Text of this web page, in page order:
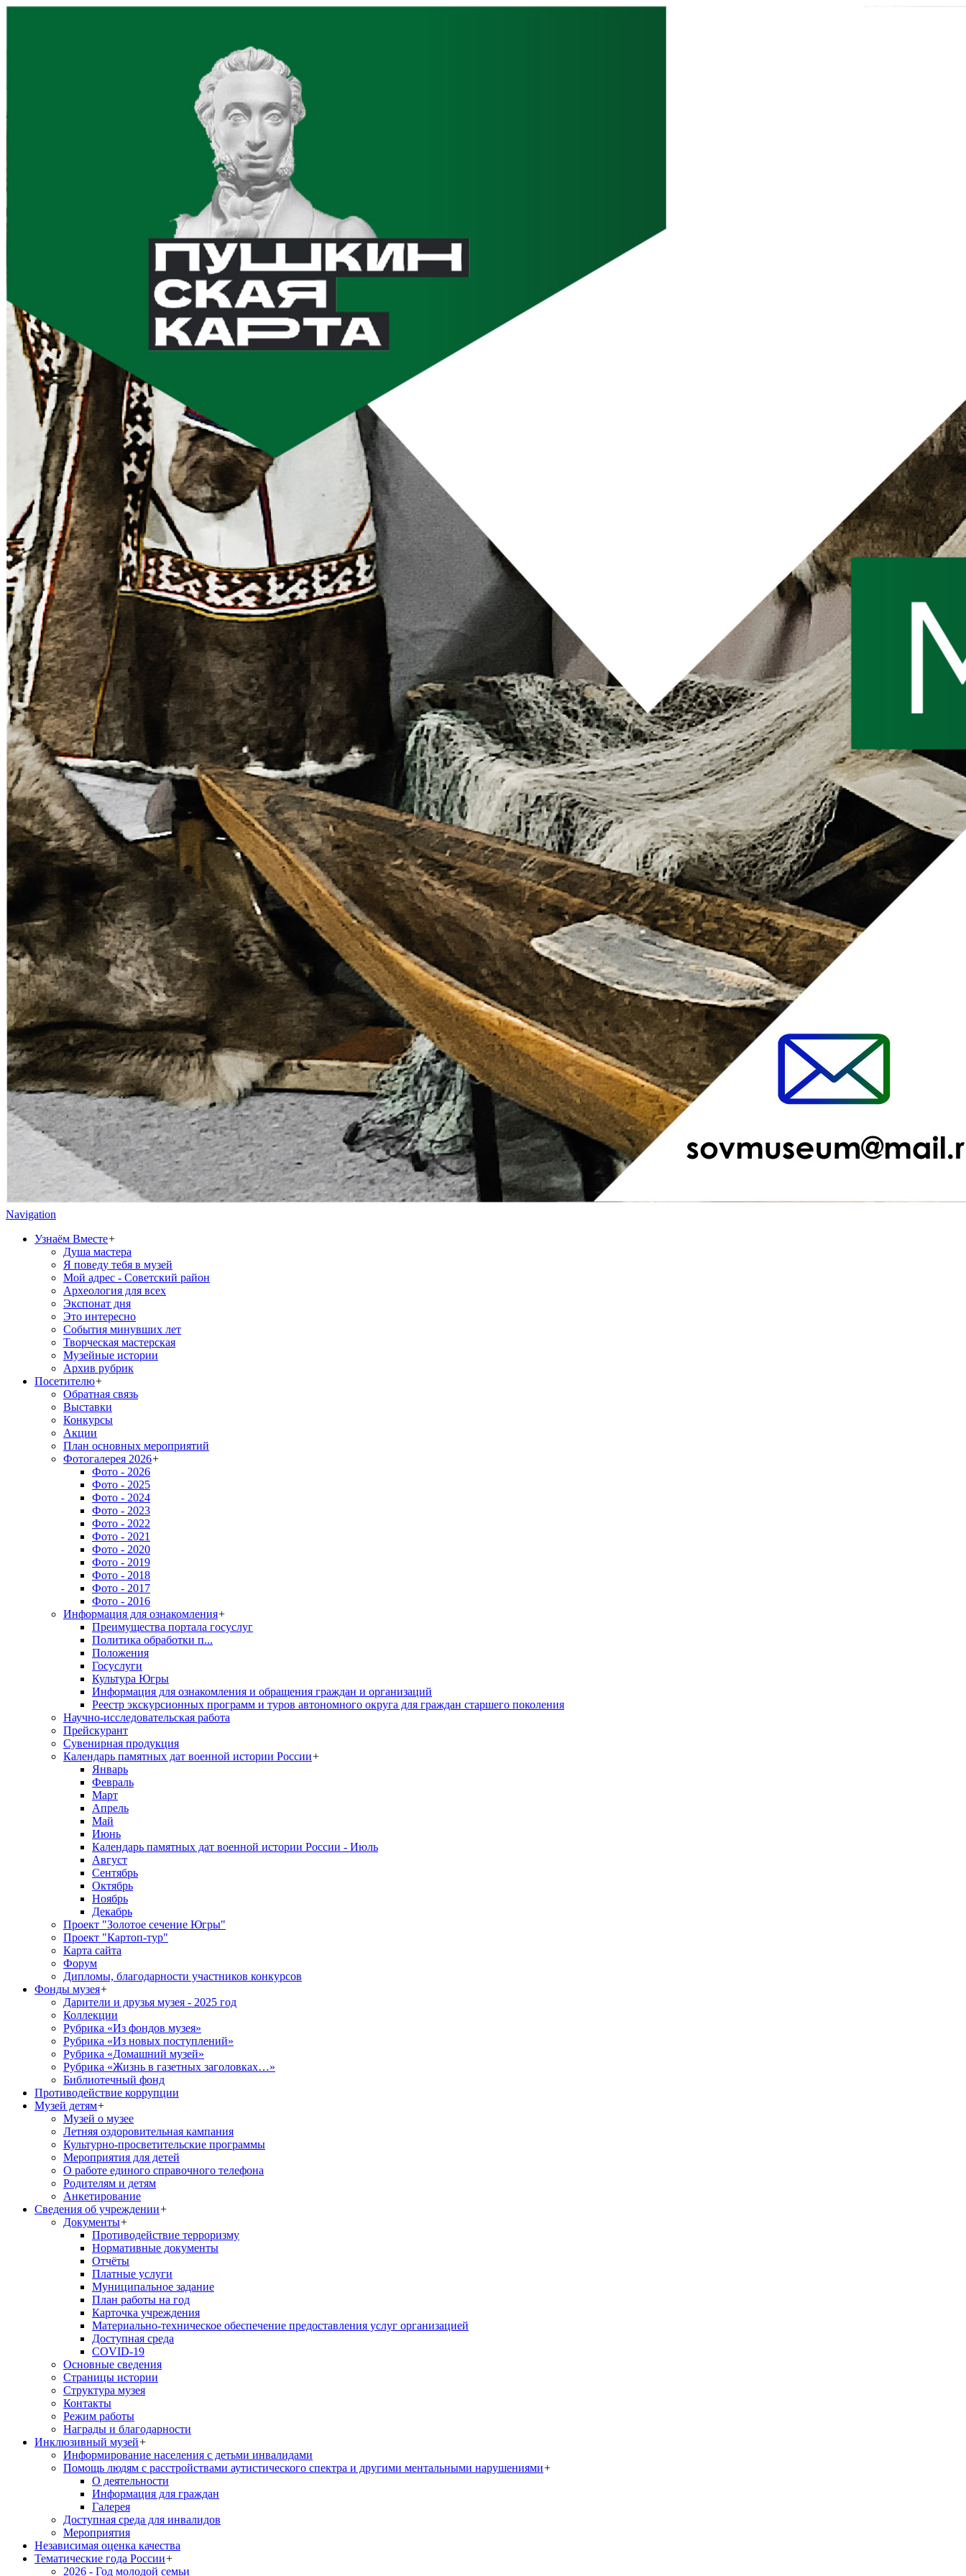
Navigation
Узнаём Вместе+
Душа мастера
Я поведу тебя в музей
Мой адрес - Советский район
Археология для всех
Экспонат дня
Это интересно
События минувших лет
Творческая мастерская
Музейные истории
Архив рубрик
Посетителю+
Обратная связь
Выставки
Конкурсы
Акции
План основных мероприятий
Фотогалерея 2026+
Фото - 2026
Фото - 2025
Фото - 2024
Фото - 2023
Фото - 2022
Фото - 2021
Фото - 2020
Фото - 2019
Фото - 2018
Фото - 2017
Фото - 2016
Информация для ознакомления+
Преимущества портала госуслуг
Политика обработки п...
Положения
Госуслуги
Культура Югры
Информация для ознакомления и обращения граждан и организаций
Реестр экскурсионных программ и туров автономного округа для граждан старшего поколения
Научно-исследовательская работа
Прейскурант
Сувенирная продукция
Календарь памятных дат военной истории России+
Январь
Февраль
Март
Апрель
Май
Июнь
Календарь памятных дат военной истории России - Июль
Август
Сентябрь
Октябрь
Ноябрь
Декабрь
Проект "Золотое сечение Югры"
Проект "Картоп-тур"
Карта сайта
Форум
Дипломы, благодарности участников конкурсов
Фонды музея+
Дарители и друзья музея - 2025 год
Коллекции
Рубрика «Из фондов музея»
Рубрика «Из новых поступлений»
Рубрика «Домашний музей»
Рубрика «Жизнь в газетных заголовках…»
Библиотечный фонд
Противодействие коррупции
Музей детям+
Музей о музее
Летняя оздоровительная кампания
Культурно-просветительские программы
Мероприятия для детей
О работе единого справочного телефона
Родителям и детям
Анкетирование
Сведения об учреждении+
Документы+
Противодействие терроризму
Нормативные документы
Отчёты
Платные услуги
Муниципальное задание
План работы на год
Карточка учреждения
Материально-техническое обеспечение предоставления услуг организацией
Доступная среда
COVID-19
Основные сведения
Страницы истории
Структура музея
Контакты
Режим работы
Награды и благодарности
Инклюзивный музей+
Информирование населения с детьми инвалидами
Помощь людям с расстройствами аутистического спектра и другими ментальными нарушениями+
О деятельности
Информация для граждан
Галерея
Доступная среда для инвалидов
Мероприятия
Независимая оценка качества
Тематические года России+
2026 - Год молодой семьи